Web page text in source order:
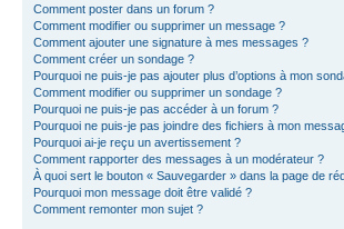
Comment poster dans un forum ?
Comment modifier ou supprimer un message ?
Comment ajouter une signature à mes messages ?
Comment créer un sondage ?
Pourquoi ne puis-je pas ajouter plus d’options à mon
Comment modifier ou supprimer un sondage ?
Pourquoi ne puis-je pas accéder à un forum ?
Pourquoi ne puis-je pas joindre des fichiers à mon
Pourquoi ai-je reçu un avertissement ?
Comment rapporter des messages à un modérateur ?
À quoi sert le bouton « Sauvegarder » dans la page de
Pourquoi mon message doit être validé ?
Comment remonter mon sujet ?